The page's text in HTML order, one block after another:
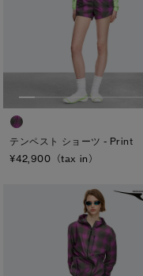
コレクション
コレクション
PBI ディスク
ディスクなし
TEI2：０℃/-１5℃
TEI4：-15℃/-25℃
TEI5：-30℃以下
テンペスト ショーツ - Print
¥42,900（tax in）